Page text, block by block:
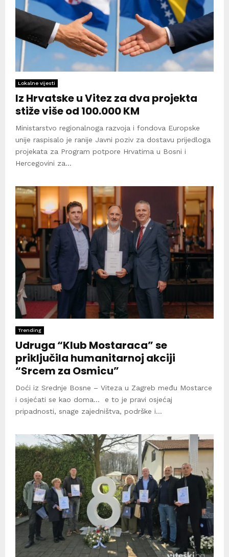
Lokalne vijesti
Iz Hrvatske u Vitez za dva projekta
stiže više od 100.000 KM
Ministarstvo regionalnoga razvoja i fondova Europske
unije raspisalo je ranije Javni poziv za dostavu prijedloga
projekata za Program potpore Hrvatima u Bosni i
Hercegovini za...
Trending
Udruga “Klub Mostaraca” se
priključila humanitarnoj akciji
“Srcem za Osmicu”
Doći iz Srednje Bosne – Viteza u Zagreb među Mostarce
i osjećati se kao doma… e to je pravi osjećaj
pripadnosti, snage zajedništva, podrške i...